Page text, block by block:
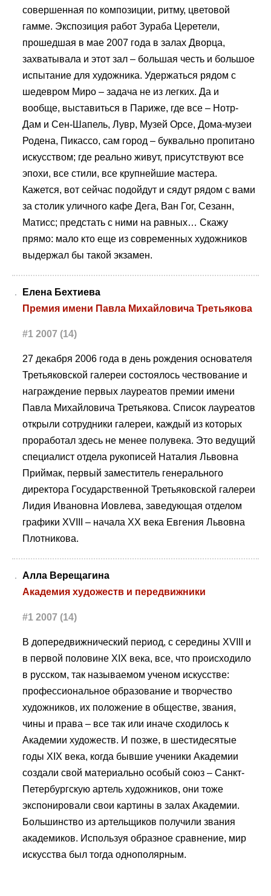
совершенная по композиции, ритму, цветовой
гамме. Экспозиция работ Зураба Церетели,
прошедшая в мае 2007 года в залах Дворца,
захватывала и этот зал – большая честь и большое
испытание для художника. Удержаться рядом с
шедевром Миро – задача не из легких. Да и
вообще, выставиться в Париже, где все – Нотр-
Дам и Сен-Шапель, Лувр, Музей Орсе, Дома-музеи
Родена, Пикассо, сам город – буквально пропитано
искусством; где реально живут, присутствуют все
эпохи, все стили, все крупнейшие мастера.
Кажется, вот сейчас подойдут и сядут рядом с вами
за столик уличного кафе Дега, Ван Гог, Сезанн,
Матисс; предстать с ними на равных… Скажу
прямо: мало кто еще из современных художников
выдержал бы такой экзамен.
Елена Бехтиева
Премия имени Павла Михайловича Третьякова
#1 2007 (14)
27 декабря 2006 года в день рождения основателя
Третьяковской галереи состоялось чествование и
награждение первых лауреатов премии имени
Павла Михайловича Третьякова. Список лауреатов
открыли сотрудники галереи, каждый из которых
проработал здесь не менее полувека. Это ведущий
специалист отдела рукописей Наталия Львовна
Приймак, первый заместитель генерального
директора Государственной Третьяковской галереи
Лидия Ивановна Иовлева, заведующая отделом
графики XVIII – начала XX века Евгения Львовна
Плотникова.
Алла Верещагина
Академия художеств и передвижники
#1 2007 (14)
В допередвижнический период, с середины XVIII и
в первой половине ХIХ века, все, что происходило
в русском, так называемом ученом искусстве:
профессиональное образование и творчество
художников, их положение в обществе, звания,
чины и права – все так или иначе сходилось к
Академии художеств. И позже, в шестидесятые
годы XIX века, когда бывшие ученики Академии
создали свой материально особый союз – Санкт-
Петербургскую артель художников, они тоже
экспонировали свои картины в залах Академии.
Большинство из артельщиков получили звания
академиков. Используя образное сравнение, мир
искусства был тогда однополярным.